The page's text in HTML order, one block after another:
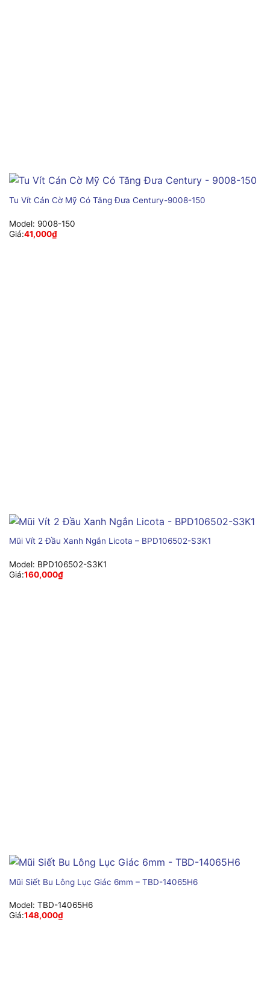
Tu Vít Cán Cờ Mỹ Có Tăng Đưa Century-9008-150
Model: 9008-150
Giá:41,000₫
Mũi Vít 2 Đầu Xanh Ngắn Licota – BPD106502-S3K1
Model: BPD106502-S3K1
Giá:160,000₫
Mũi Siết Bu Lông Lục Giác 6mm – TBD-14065H6
Model: TBD-14065H6
Giá:148,000₫